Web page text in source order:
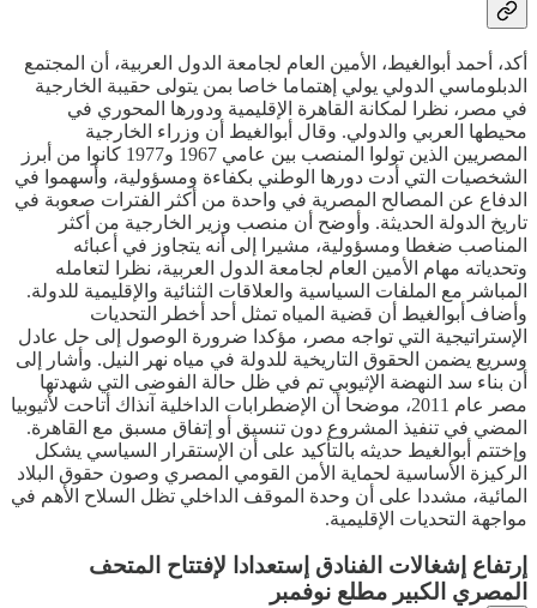
أكد، أحمد أبوالغيط، الأمين العام لجامعة الدول العربية، أن المجتمع
الدبلوماسي الدولي يولي إهتماما خاصا بمن يتولى حقيبة الخارجية
في مصر، نظرا لمكانة القاهرة الإقليمية ودورها المحوري في
محيطها العربي والدولي. وقال أبوالغيط أن وزراء الخارجية
المصريين الذين تولوا المنصب بين عامي 1967 و1977 كانوا من أبرز
الشخصيات التي أدت دورها الوطني بكفاءة ومسؤولية، وأسهموا في
الدفاع عن المصالح المصرية في واحدة من أكثر الفترات صعوبة في
تاريخ الدولة الحديثة. وأوضح أن منصب وزير الخارجية من أكثر
المناصب ضغطا ومسؤولية، مشيرا إلى أنه يتجاوز في أعبائه
وتحدياته مهام الأمين العام لجامعة الدول العربية، نظرا لتعامله
المباشر مع الملفات السياسية والعلاقات الثنائية والإقليمية للدولة.
وأضاف أبوالغيط أن قضية المياه تمثل أحد أخطر التحديات
الإستراتيجية التي تواجه مصر، مؤكدا ضرورة الوصول إلى حل عادل
وسريع يضمن الحقوق التاريخية للدولة في مياه نهر النيل. وأشار إلى
أن بناء سد النهضة الإثيوبي تم في ظل حالة الفوضى التي شهدتها
مصر عام 2011، موضحا أن الإضطرابات الداخلية آنذاك أتاحت لأثيوبيا
المضي في تنفيذ المشروع دون تنسيق أو إتفاق مسبق مع القاهرة.
وإختتم أبوالغيط حديثه بالتأكيد على أن الإستقرار السياسي يشكل
الركيزة الأساسية لحماية الأمن القومي المصري وصون حقوق البلاد
المائية، مشددا على أن وحدة الموقف الداخلي تظل السلاح الأهم في
مواجهة التحديات الإقليمية.
إرتفاع إشغالات الفنادق إستعدادا لإفتتاح المتحف
المصري الكبير مطلع نوفمبر